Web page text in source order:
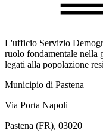
L'ufficio Servizio
ruolo fondamentale nella
legati alla popolazione
Municipio di Pastena
Via Porta Napoli
Pastena (FR), 03020